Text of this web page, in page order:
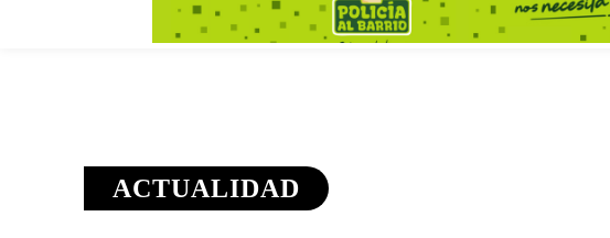
ACTUALIDAD